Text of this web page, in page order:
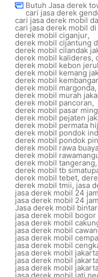
Butuh Jasa derek
cari jasa derek
cari jasa derek mobil
cari jasa derek mobil
derek mobil ciganjur,
derek mobil cijantung
derek mobil cilandak
derek mobil kalideres,
derek mobil kebon
derek mobil kemang
derek mobil
derek mobil margonda,
derek mobil murah
derek mobil pancoran,
derek mobil pasar
derek mobil pejaten
derek mobil permata
derek mobil pondok
derek mobil pondok
derek mobil rawa
derek mobil
derek mobil tangerang,
derek mobil tb
derek mobil tebet,
derek mobil tmii, jasa
jasa derek mobil 24
jasa derek mobil 24
Jasa derek mobil
jasa derek mobil bogor
jasa derek mobil
jasa derek mobil
jasa derek mobil
jasa derek mobil
jasa derek mobil
jasa derek mobil
jasa derek mobil